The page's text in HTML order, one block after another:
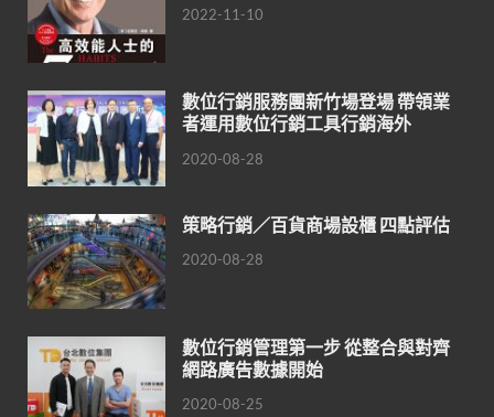
2022-11-10
數位行銷服務團新竹場登場 帶領業
者運用數位行銷工具行銷海外
2020-08-28
策略行銷／百貨商場設櫃 四點評估
2020-08-28
數位行銷管理第一步 從整合與對齊
網路廣告數據開始
2020-08-25